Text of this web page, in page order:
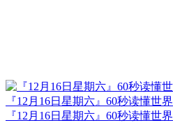
『12月16日星期六』60秒读懂世界
『12月16日星期六』60秒读懂世界